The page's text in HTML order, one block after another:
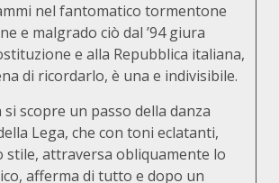
nel fantomatico tormentone
e malgrado ciò dal ’94 giura
e alla Repubblica italiana,
di ricordarlo, è una e indivisibile.
scopre un passo della danza
Lega, che con toni eclatanti,
stile, attraversa obliquamente lo
afferma di tutto e dopo un